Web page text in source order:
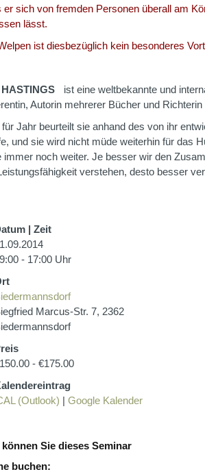
er sich von fremden Personen überall am
lässt.
ist diesbezüglich kein besonderes
HASTINGS
ist eine weltbekannte und
Autorin mehrerer Bücher und
für Jahr beurteilt sie anhand des von ihr
und sie wird nicht müde weiterhin für das
immer noch weiter. Je besser wir den
verstehen, desto besser
| Zeit
- 17:00 Uhr
Marcus-Str. 7, 2362
- €175.00
(Outlook) | Google Kalender
können Sie dieses Seminar
buchen: